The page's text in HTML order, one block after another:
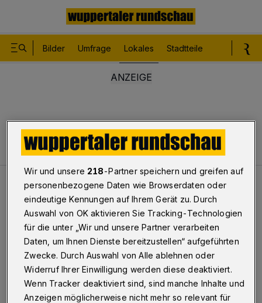
Bilder Umfrage Lokales Stadtteile
Lokales Alles im Lack!
Alles im Lack!
10.06.2015 , 13:46 Uhr Eine Minute Lesezeit
Wir und unsere 218-Partner speichern und greifen auf
personenbezogene Daten wie Browserdaten oder
eindeutige Kennungen auf Ihrem Gerät zu. Durch
Auswahl von OK aktivieren Sie Tracking-Technologien
für die unter „Wir und unsere Partner verarbeiten
Daten, um Ihnen Dienste bereitzustellen“ aufgeführten
Zwecke. Durch Auswahl von Alle ablehnen oder
Widerruf Ihrer Einwilligung werden diese deaktiviert.
Wenn Tracker deaktiviert sind, sind manche Inhalte und
Anzeigen möglicherweise nicht mehr so relevant für